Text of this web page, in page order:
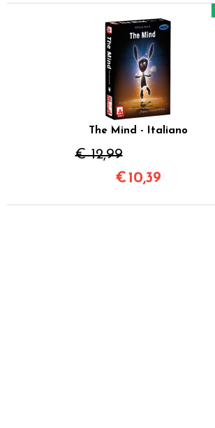
The Mind - Italiano
€ 12,99
€ 10,39